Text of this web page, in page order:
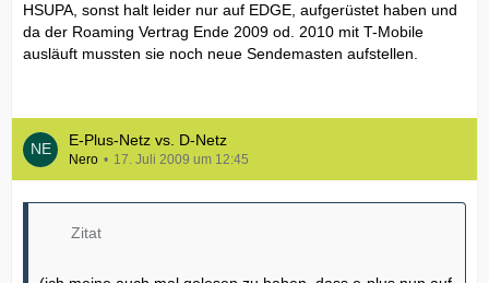
HSUPA, sonst halt leider nur auf EDGE, aufgerüstet haben und
da der Roaming Vertrag Ende 2009 od. 2010 mit T-Mobile
ausläuft mussten sie noch neue Sendemasten aufstellen.
E-Plus-Netz vs. D-Netz
Nero 17. Juli 2009 um 12:45
Zitat